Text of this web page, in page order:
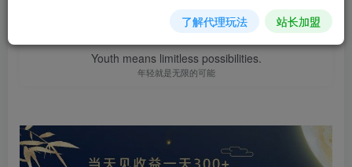
您当前未登录！建议登陆后购买，可保存购买订单
Youth means limitless possibilities.
年轻就是无限的可能
了解代理玩法 站长加盟